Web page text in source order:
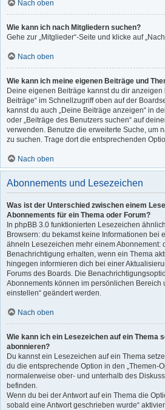
Nach oben
Wie kann ich nach Mitgliedern suchen?
Gehe zur „Mitglieder“-Seite und klicke auf
Nach oben
Wie kann ich meine eigenen Beiträge und
Deine eigenen Beiträge kannst du dir anzeigen
Beiträge“ im Schnellzugriff oben auf der
kannst du auch „Deine Beiträge anzeigen“ in
oder „Beiträge des Benutzers suchen“ auf
verwenden. Benutze die erweiterte Suche, um
zu suchen. Trage dort die entsprechenden
Nach oben
Abonnements und Lesezeichen
Was ist der Unterschied zwischen einem
Abonnements für ein Thema oder Forum?
In phpBB 3.0 funktionierten Lesezeichen
Browsern: du bekamst keine Informationen bei
ähneln Lesezeichen mehr einem Abonnement:
Benachrichtigung erhalten, wenn ein Thema
hingegen informieren dich bei einer
Forums des Boards. Die
Abonnements können im persönlichen Bereich
einstellen“ geändert werden.
Nach oben
Wie kann ich ein Lesezeichen auf ein Thema
abonnieren?
Du kannst ein Lesezeichen auf ein Thema
du die entsprechende Option in den „Themen-
normalerweise ober- und unterhalb des
befinden.
Wenn du bei der Antwort auf ein Thema die
sobald eine Antwort geschrieben wurde“